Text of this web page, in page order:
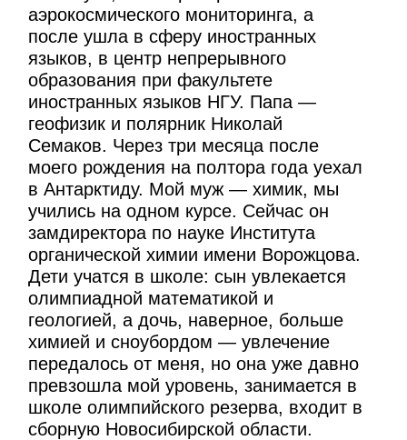
аэрокосмического мониторинга, а
после ушла в сферу иностранных
языков, в центр непрерывного
образования при факультете
иностранных языков НГУ. Папа —
геофизик и полярник Николай
Семаков. Через три месяца после
моего рождения на полтора года уехал
в Антарктиду. Мой муж — химик, мы
учились на одном курсе. Сейчас он
замдиректора по науке Института
органической химии имени Ворожцова.
Дети учатся в школе: сын увлекается
олимпиадной математикой и
геологией, а дочь, наверное, больше
химией и сноубордом — увлечение
передалось от меня, но она уже давно
превзошла мой уровень, занимается в
школе олимпийского резерва, входит в
сборную Новосибирской области.